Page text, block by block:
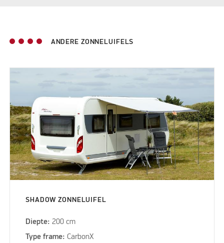
ANDERE ZONNELUIFELS
SHADOW ZONNELUIFEL
Diepte:200 cm
Type frame:CarbonX